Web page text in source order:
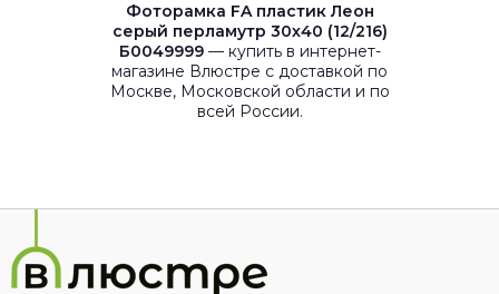
Фоторамка FA пластик Леон
серый перламутр 30х40 (12/216)
Б0049999— купить в интернет-
магазине Влюстре с доставкой по
Москве, Московской области и по
всей России.